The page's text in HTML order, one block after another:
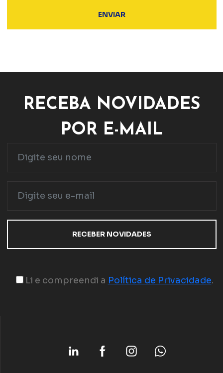
RECEBA NOVIDADES
POR E-MAIL
Li e compreendi a Política de Privacidade.